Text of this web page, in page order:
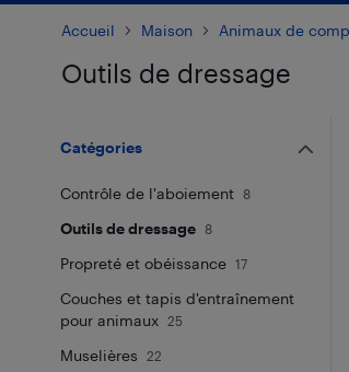
Accueil Maison Animaux de
Outils de dressage
Catégories
Contrôle de l'aboiement 8
Outils de dressage 8
Propreté et obéissance 17
Couches et tapis d'entraînement
pour animaux
25
Muselières 22